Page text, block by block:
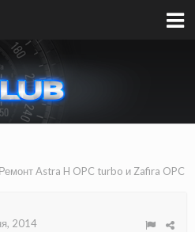
Ремонт Astra H OPC turbo и Zafira OPC
2014